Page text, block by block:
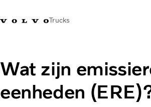
Trucks
Transportoplossingen
CO2-reductie
Wat zijn
eenheden